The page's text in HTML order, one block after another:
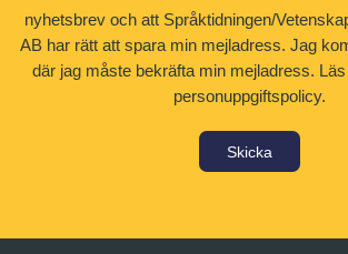
nyhetsbrev och att Språktidningen/
AB har rätt att spara min mejladress. Jag
där jag måste bekräfta min mejladress.
personuppgiftspolicy.
Skicka